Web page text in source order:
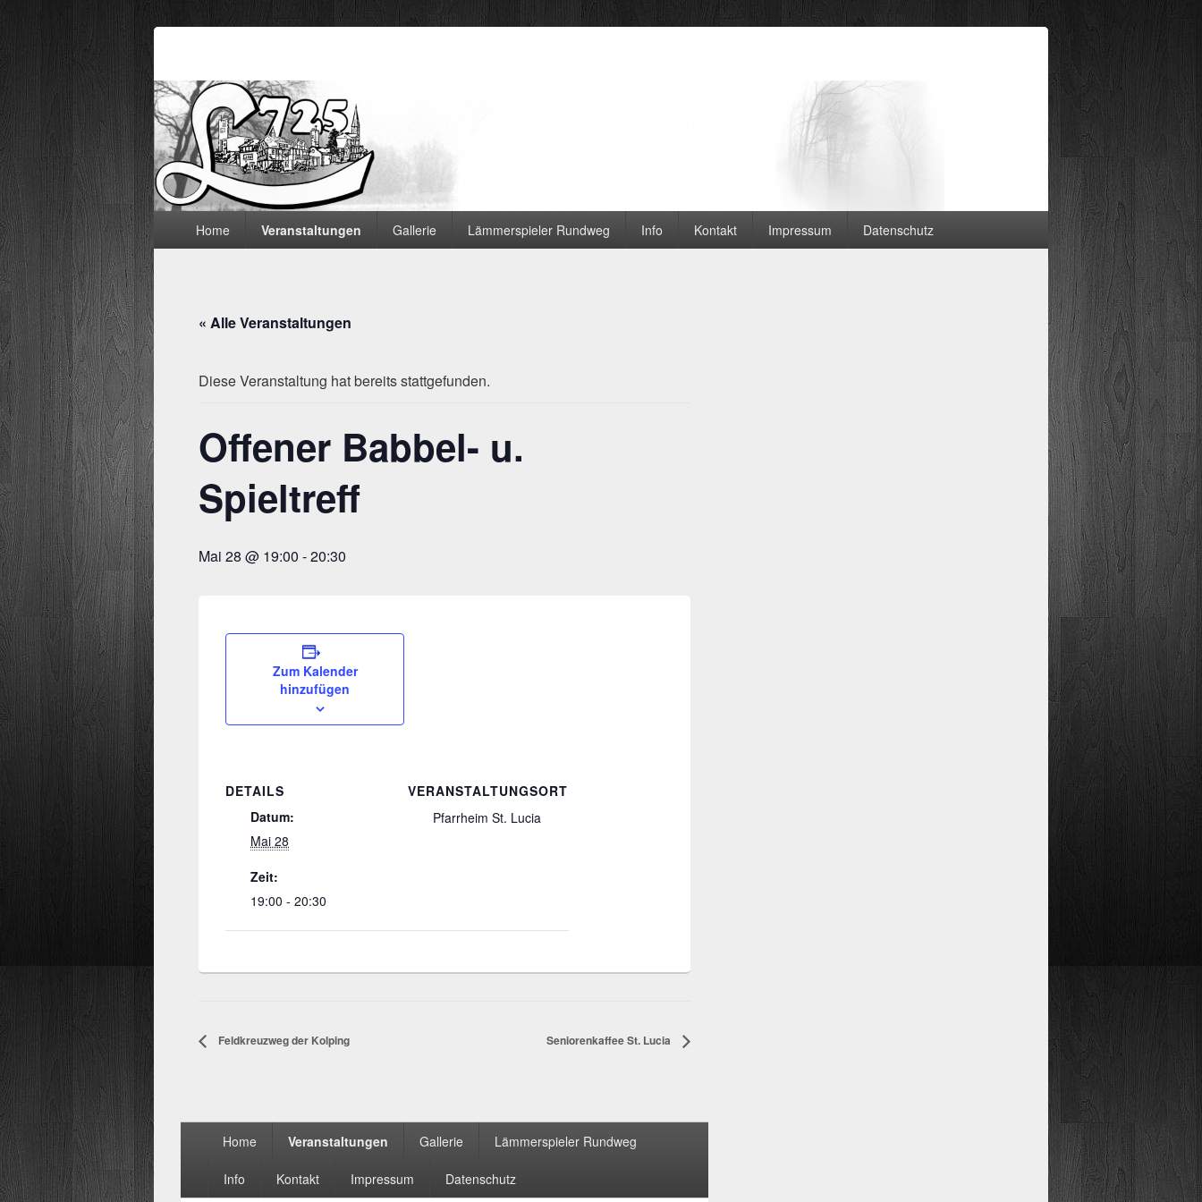
Lämmerspieler Ortsvereine
Home Veranstaltungen Gallerie Lämmerspieler Rundweg Info Kontakt Impressum Datenschutz
« Alle Veranstaltungen
Diese Veranstaltung hat bereits stattgefunden.
Offener Babbel- u.
Spieltreff
Mai 28 @ 19:00 -20:30
Zum Kalender
hinzufügen
DETAILS
Datum:
Mai 28
Zeit:
19:00 - 20:30
VERANSTALTUNGSORT
Pfarrheim St. Lucia
Feldkreuzweg der Kolping Seniorenkaffee St. Lucia
Home Veranstaltungen Gallerie Lämmerspieler Rundweg
Info Kontakt Impressum Datenschutz